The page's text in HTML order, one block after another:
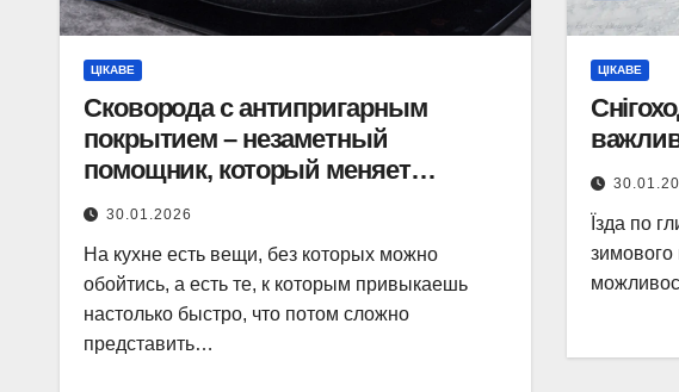
ЦІКАВЕ
Сковорода с антипригарным
покрытием – незаметный
помощник, который меняет
процесс готовки
30.01.2026
На кухне есть вещи, без которых можно
обойтись, а есть те, к которым привыкаешь
настолько быстро, что потом сложно
представить…
ЦІКАВЕ
Їзда по
зимового